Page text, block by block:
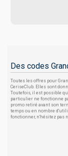
Des codes
Toutes les offres pour
CeriseClub. Elles sont
Toutefois, il est possible
particulier ne fonctionne
promo retiré avant son
temps ou en nombre
fonctionner, n'hésitez pas